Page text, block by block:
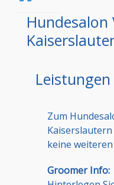
Leistungen
Zum
keine
Groomer Info: